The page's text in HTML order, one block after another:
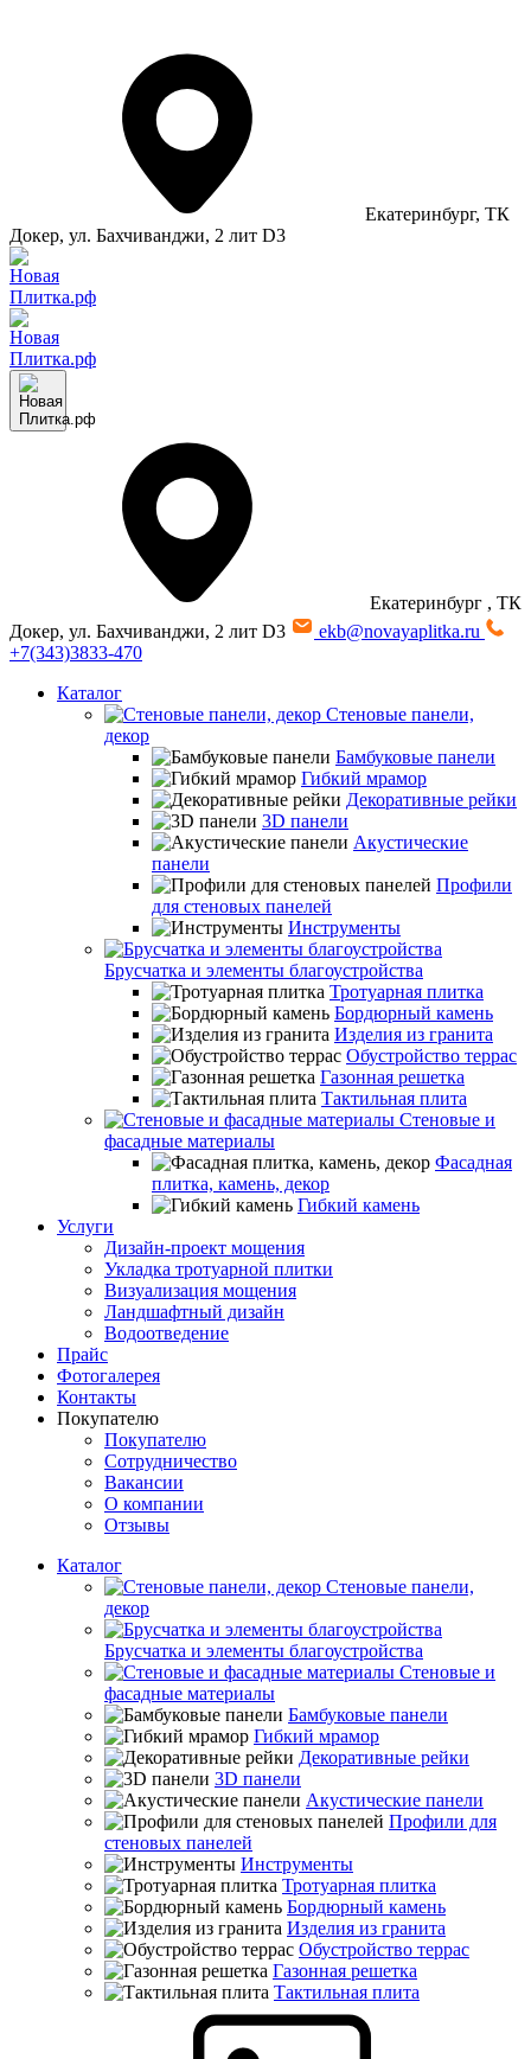
Екатеринбург, ТК
Докер, ул. Бахчиванджи, 2 лит D3
Екатеринбург , ТК
Докер, ул. Бахчиванджи, 2 лит D3
ekb@novayaplitka.ru
+7(343)3833-470
Каталог
Стеновые панели,
декор
Бамбуковые панели
Гибкий мрамор
Декоративные рейки
3D панели
Акустические
панели
Профили
для стеновых панелей
Инструменты
Брусчатка и элементы благоустройства
Тротуарная плитка
Бордюрный камень
Изделия из гранита
Обустройство террас
Газонная решетка
Тактильная плита
Стеновые и
фасадные материалы
Фасадная
плитка, камень, декор
Гибкий камень
Услуги
Дизайн-проект мощения
Укладка тротуарной плитки
Визуализация мощения
Ландшафтный дизайн
Водоотведение
Прайс
Фотогалерея
Контакты
Покупателю
Покупателю
Сотрудничество
Вакансии
О компании
Отзывы
Каталог
Стеновые панели,
декор
Брусчатка и элементы благоустройства
Стеновые и
фасадные материалы
Бамбуковые панели
Гибкий мрамор
Декоративные рейки
3D панели
Акустические панели
Профили для
стеновых панелей
Инструменты
Тротуарная плитка
Бордюрный камень
Изделия из гранита
Обустройство террас
Газонная решетка
Тактильная плита